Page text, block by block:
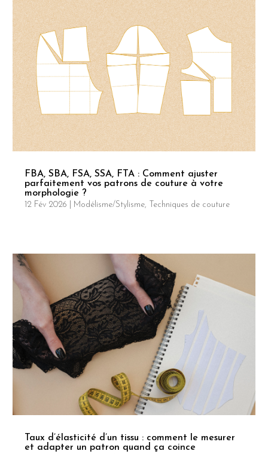
FBA, SBA, FSA, SSA, FTA : Comment ajuster
parfaitement vos patrons de couture à votre
morphologie ?
12 Fév 2026 Modélisme/Stylisme, Techniques de couture
Taux d’élasticité d’un tissu : comment le mesurer
et adapter un patron quand ça coince